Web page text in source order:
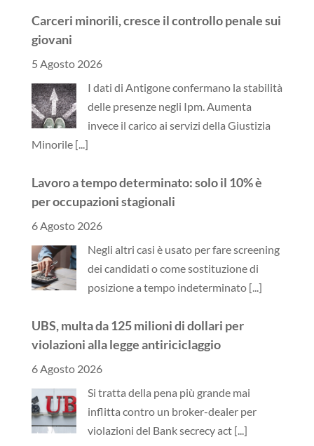
Carceri minorili, cresce il controllo penale sui
giovani
5 Agosto 2026
I dati di Antigone confermano la stabilità
delle presenze negli Ipm. Aumenta
invece il carico ai servizi della Giustizia
Minorile [...]
Lavoro a tempo determinato: solo il 10% è
per occupazioni stagionali
6 Agosto 2026
Negli altri casi è usato per fare screening
dei candidati o come sostituzione di
posizione a tempo indeterminato [...]
UBS, multa da 125 milioni di dollari per
violazioni alla legge antiriciclaggio
6 Agosto 2026
Si tratta della pena più grande mai
inflitta contro un broker-dealer per
violazioni del Bank secrecy act [...]